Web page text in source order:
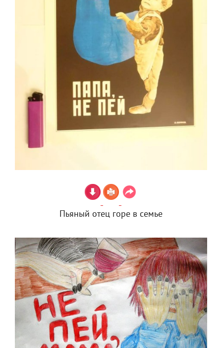
Пьяный отец горе в семье